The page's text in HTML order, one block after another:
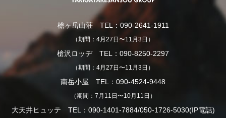
槍ヶ岳山荘 TEL：090-2641-1911
（期間：4月27日〜11月3日）
槍沢ロッヂ TEL：090-8250-2297
（期間：4月27日〜11月3日）
南岳小屋 TEL：090-4524-9448
（期間：7月11日〜10月11日）
大天井ヒュッテ TEL：090-1401-7884/050-1726-5030(IP電話)